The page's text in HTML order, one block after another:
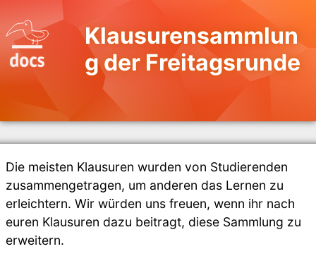
Klausurensammlun
g der Freitagsrunde
Die meisten Klausuren wurden von Studierenden
zusammengetragen, um anderen das Lernen zu
erleichtern. Wir würden uns freuen, wenn ihr nach
euren Klausuren dazu beitragt, diese Sammlung zu
erweitern.